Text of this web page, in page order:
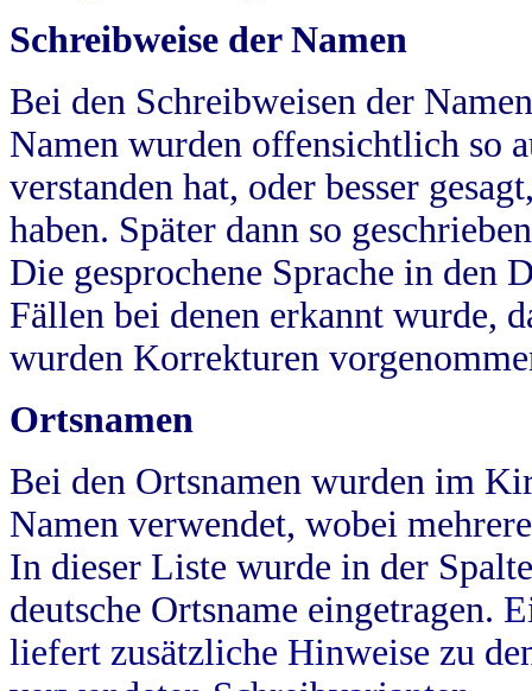
Schreibweise der Namen
Bei den Schreibweisen der
Namen wurden offensichtlich so
verstanden hat, oder besser
haben. Später dann so
Die gesprochene Sprache in
Fällen bei denen erkannt wurde,
wurden Korrekturen
Ortsnamen
Bei den Ortsnamen wurden im
Namen verwendet, wobei
In dieser Liste wurde in der
deutsche Ortsname eingetragen.
liefert zusätzliche Hinweise zu